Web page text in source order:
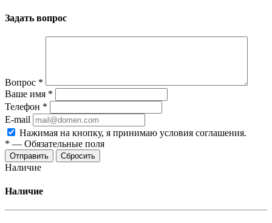
Задать вопрос
Вопрос *
Ваше имя *
Телефон *
E-mail
Нажимая на кнопку, я принимаю условия соглашения.
* — Обязательные поля
Отправить Сбросить
Наличие
Наличие